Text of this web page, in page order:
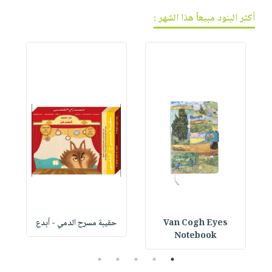
أكثر البنود مبيعاً هذا الشهر :
Van Cogh Eyes
Notebook
حقيبة مسرح الدمي - أبدع
1
2
3
4
5